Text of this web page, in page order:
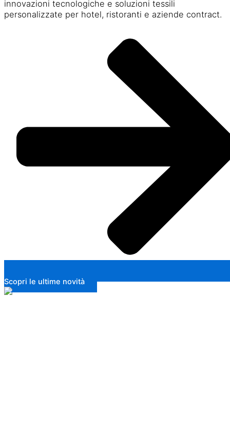
innovazioni tecnologiche e soluzioni tessili
personalizzate per hotel, ristoranti e aziende contract.
Scopri le ultime novità